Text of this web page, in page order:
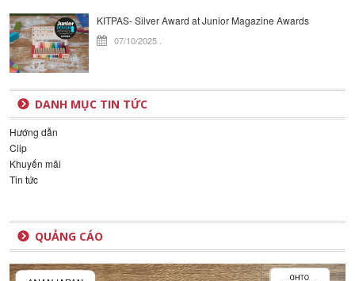
KITPAS- Silver Award at Junior Magazine Awards
07/10/2025
DANH MỤC TIN TỨC
Hướng dẫn
Clip
Khuyến mãi
Tin tức
QUẢNG CÁO